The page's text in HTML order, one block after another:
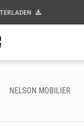
NELSON MOBILIER